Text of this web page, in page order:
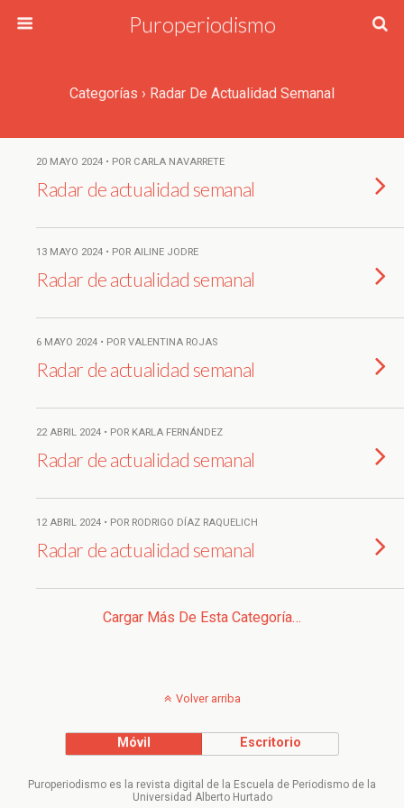
Puroperiodismo
Categorías › Radar De Actualidad Semanal
20 MAYO 2024 • POR CARLA NAVARRETE
Radar de actualidad semanal
13 MAYO 2024 • POR AILINE JODRE
Radar de actualidad semanal
6 MAYO 2024 • POR VALENTINA ROJAS
Radar de actualidad semanal
22 ABRIL 2024 • POR KARLA FERNÁNDEZ
Radar de actualidad semanal
12 ABRIL 2024 • POR RODRIGO DÍAZ RAQUELICH
Radar de actualidad semanal
Cargar Más De Esta Categoría…
Volver arriba
Móvil Escritorio
Puroperiodismo es la revista digital de la Escuela de Periodismo de la
Universidad Alberto Hurtado